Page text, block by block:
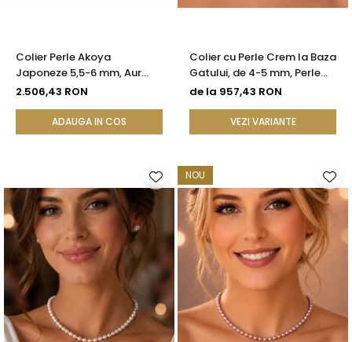
Colier Perle Akoya
Japoneze 5,5-6 mm, Aur
Galben 14K | KASKADDA®
2.506,43 RON
ADAUGA IN COS
Colier cu Perle Crem la Baza
Gatului, de 4-5 mm, Perle
Rare, Calitate AAA+, Aur 14K
de la 957,43 RON
VEZI VARIANTE
NOU